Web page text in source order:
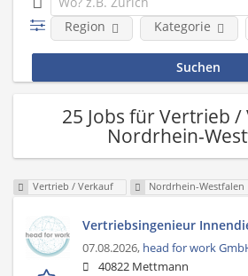
Region Kategorie
25 Jobs für Vertrieb
Nordrhein-
Vertrieb / Verkauf Nordrhein-Westfalen
Vertriebsingenieur
07.08.2026, head for work
40822 Mettmann